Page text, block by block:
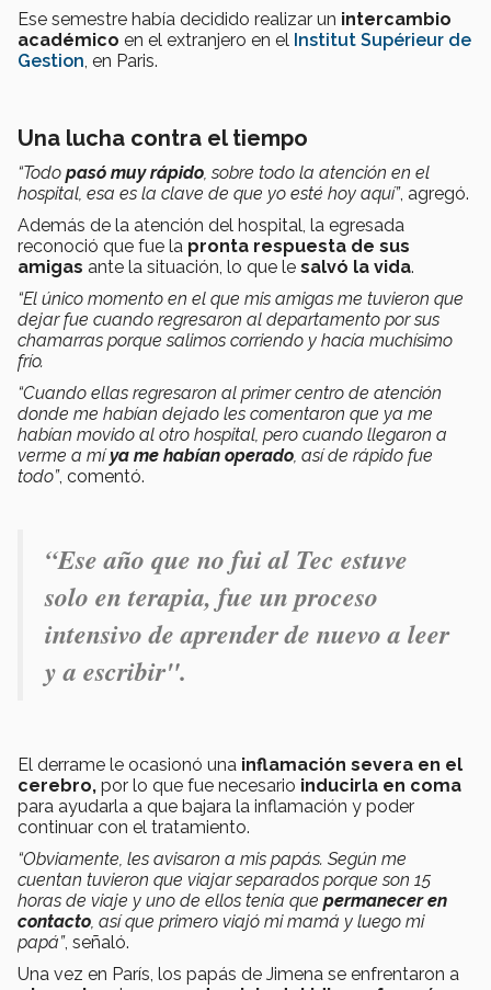
Ese semestre había decidido realizar un intercambio
académico en el extranjero en el Institut Supérieur de
Gestion, en Paris.
Una lucha contra el tiempo
“Todo pasó muy rápido, sobre todo la atención en el
hospital, esa es la clave de que yo esté hoy aquí”, agregó.
Además de la atención del hospital, la egresada
reconoció que fue la pronta respuesta de sus
amigas ante la situación, lo que le salvó la vida.
“El único momento en el que mis amigas me tuvieron que
dejar fue cuando regresaron al departamento por sus
chamarras porque salimos corriendo y hacía muchísimo
frío.
“Cuando ellas regresaron al primer centro de atención
donde me habían dejado les comentaron que ya me
habían movido al otro hospital, pero cuando llegaron a
verme a míya me habían operado, así de rápido fue
todo”, comentó.
“Ese año que no fui al Tec estuve
solo en terapia, fue un proceso
intensivo de aprender de nuevo a leer
y a escribir".
El derrame le ocasionó una inflamación severa en el
cerebro, por lo que fue necesario inducirla en coma
para ayudarla a que bajara la inflamación y poder
continuar con el tratamiento.
“Obviamente, les avisaron a mis papás. Según me
cuentan tuvieron que viajar separados porque son 15
horas de viaje y uno de ellos tenía que permanecer en
contacto, así que primero viajó mi mamá y luego mi
papá”, señaló.
Una vez en París, los papás de Jimena se enfrentaron a